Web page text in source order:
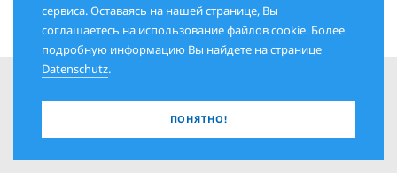
сервиса. Оставаясь на нашей странице, Вы
соглашаетесь на использование файлов cookie. Более
подробную информацию Вы найдете на странице
Datenschutz.
ПОНЯТНО!